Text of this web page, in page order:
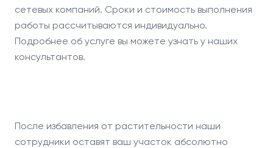
сетевых компаний. Сроки и стоимость выполнения
работы рассчитываются индивидуально.
Подробнее об услуге вы можете узнать у наших
консультантов.
После избавления от растительности наши
сотрудники оставят ваш участок абсолютно